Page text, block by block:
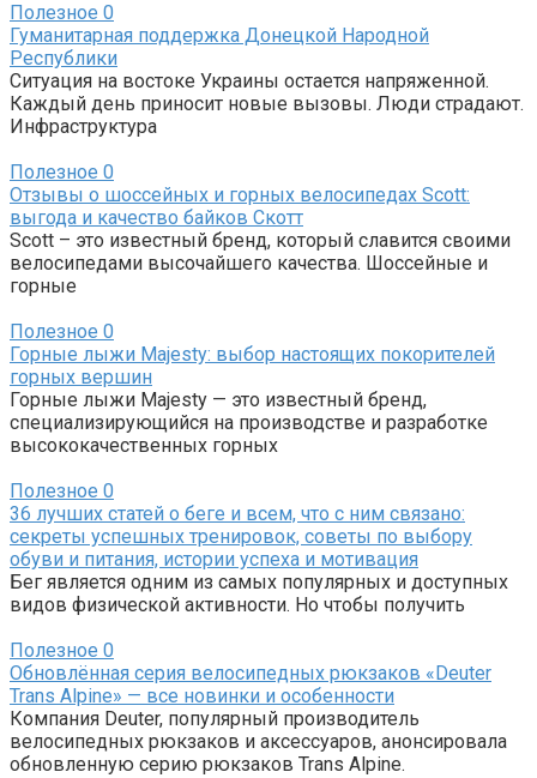
Полезное 0
Гуманитарная поддержка Донецкой Народной
Республики
Ситуация на востоке Украины остается напряженной.
Каждый день приносит новые вызовы. Люди страдают.
Инфраструктура
Полезное 0
Отзывы о шоссейных и горных велосипедах Scott:
выгода и качество байков Скотт
Scott – это известный бренд, который славится своими
велосипедами высочайшего качества. Шоссейные и
горные
Полезное 0
Горные лыжи Majesty: выбор настоящих покорителей
горных вершин
Горные лыжи Majesty — это известный бренд,
специализирующийся на производстве и разработке
высококачественных горных
Полезное 0
36 лучших статей о беге и всем, что с ним связано:
секреты успешных тренировок, советы по выбору
обуви и питания, истории успеха и мотивация
Бег является одним из самых популярных и доступных
видов физической активности. Но чтобы получить
Полезное 0
Обновлённая серия велосипедных рюкзаков «Deuter
Trans Alpine» — все новинки и особенности
Компания Deuter, популярный производитель
велосипедных рюкзаков и аксессуаров, анонсировала
обновленную серию рюкзаков Trans Alpine.